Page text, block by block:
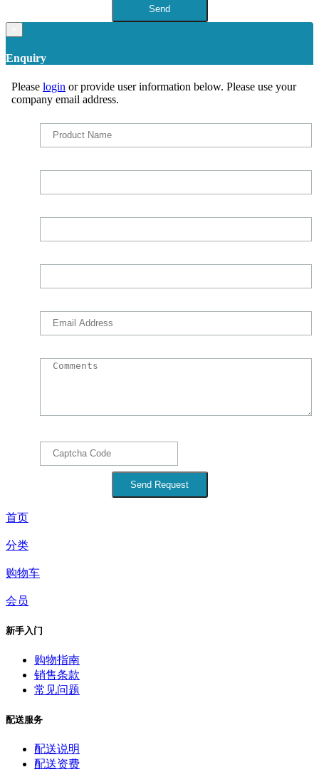
Enquiry
Please login or provide user information below. Please use your
company email address.
首页
分类
购物车
会员
新手入门
购物指南
销售条款
常见问题
配送服务
配送说明
配送资费